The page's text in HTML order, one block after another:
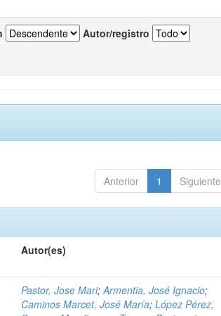
Autor/registro
Anterior 1 Siguiente
Autor(es)
Pastor, Jose Mari;Armentia, José Ignacio;
Caminos Marcet, José María;López Pérez,